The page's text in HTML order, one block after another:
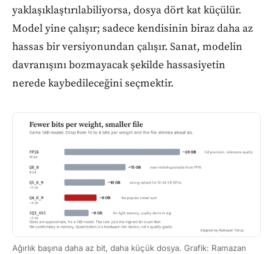
yaklaşıklaştırılabiliyorsa, dosya dört kat küçülür.
Model yine çalışır; sadece kendisinin biraz daha az
hassas bir versiyonundan çalışır. Sanat, modelin
davranışını bozmayacak şekilde hassasiyetin
nerede kaybedileceğini seçmektir.
Ağırlık başına daha az bit, daha küçük dosya. Grafik: Ramazan